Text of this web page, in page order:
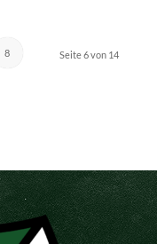
Seite 6 von 14
8